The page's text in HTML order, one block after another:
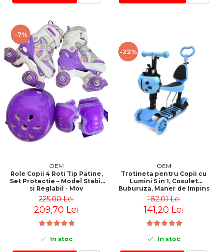
-7%
OEM
Role Copii 4 Roti Tip Patine,
Set Protectie – Model Stabil
si Reglabil - Mov
225,00 Lei
209,70 Lei
In stoc
-22%
OEM
Trotineta pentru Copii cu
Lumini 5 in 1, Cosulet
Buburuza, Maner de Impins
fara Pedale
182,01 Lei
141,20 Lei
In stoc